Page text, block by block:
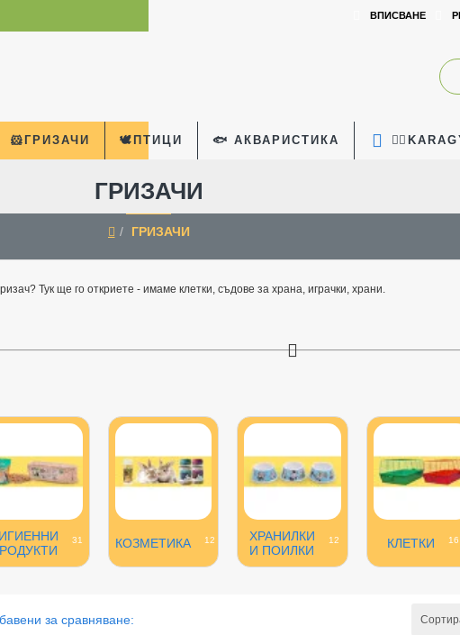
ВПИСВАНЕ
🐹ГРИЗАЧИ 🕊️ПТИЦИ 🐟 АКВАРИСТИКА
ГРИЗАЧИ
ГРИЗАЧИ
Тук ще го откриете - имаме клетки, съдове за храна, играчки, храни.
31 КОЗМЕТИКА 12
ХРАНИЛКИ
И ПОИЛКИ
12 КЛЕТКИ 16
за сравняване: